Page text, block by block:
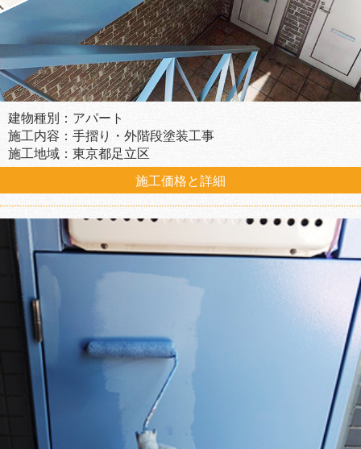
建物種別：アパート
施工内容：手摺り・外階段塗装工事
施工地域：東京都足立区
施工価格と詳細